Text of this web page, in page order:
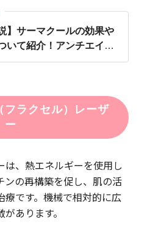
】サーマクールの効果や
いて紹介！アンチエイジ
あり！？
フラクセル）レーザ
ー
は、熱エネルギーを使用し
ンの再構築を促し、肌の活
です。機械で相対的に広
あります。